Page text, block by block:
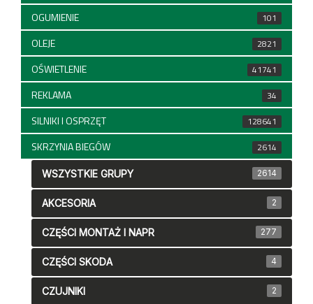
OGUMIENIE 101
OLEJE 2821
OŚWIETLENIE 41741
REKLAMA 34
SILNIKI I OSPRZĘT 128641
SKRZYNIA BIEGÓW 2614
WSZYSTKIE GRUPY 2614
AKCESORIA 2
CZĘŚCI MONTAŻ I NAPR 277
CZĘŚCI SKODA 4
CZUJNIKI 2